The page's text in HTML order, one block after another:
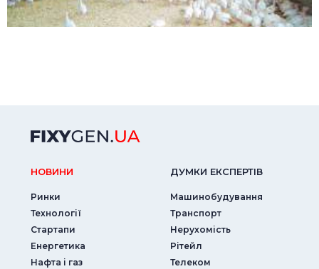
НОВИНИ
Ринки
Технології
Стартапи
Енергетика
Нафта і газ
ДУМКИ ЕКСПЕРТIВ
Машинобудування
Транспорт
Нерухомість
Рітейл
Телеком